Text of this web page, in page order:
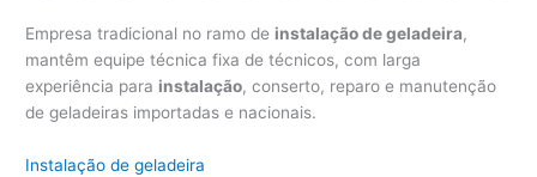
Empresa tradicional no ramo de instalação de geladeira,
mantêm equipe técnica fixa de técnicos, com larga
experiência para instalação, conserto, reparo e manutenção
de geladeiras importadas e nacionais.
Instalação de geladeira